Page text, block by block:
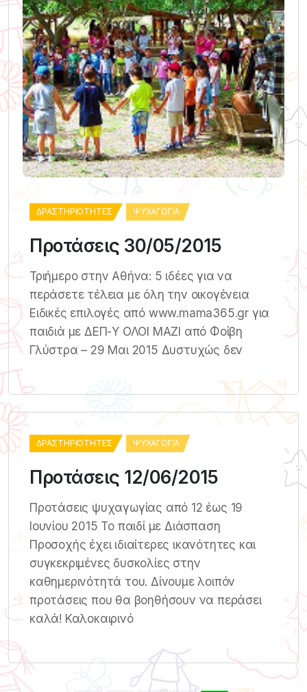
ΔΡΑΣΤΗΡΙΌΤΗΤΕΣ ΨΥΧΑΓΩΓΊΑ
Προτάσεις 30/05/2015
Τριήμερο στην Αθήνα: 5 ιδέες για να
περάσετε τέλεια με όλη την οικογένεια
Ειδικές επιλογές από www.mama365.gr για
παιδιά με ΔΕΠ-Υ ΟΛΟΙ ΜΑΖΙ από Φοίβη
Γλύστρα – 29 Μαι 2015 Δυστυχώς δεν
ΔΡΑΣΤΗΡΙΌΤΗΤΕΣ ΨΥΧΑΓΩΓΊΑ
Προτάσεις 12/06/2015
Προτάσεις ψυχαγωγίας από 12 έως 19
Ιουνίου 2015 Το παιδί με Διάσπαση
Προσοχής έχει ιδιαίτερες ικανότητες και
συγκεκριμένες δυσκολίες στην
καθημερινότητά του. Δίνουμε λοιπόν
προτάσεις που θα βοηθήσουν να περάσει
καλά! Καλοκαιρινό